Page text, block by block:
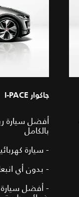
جاكوار I-PACE
أفضل سيارة
بالكامل
- سيارة
- بدون أي
- أفضل سيارة